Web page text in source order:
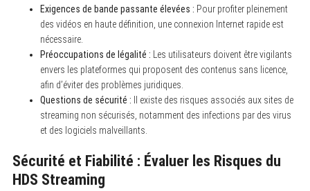
Exigences de bande passante élevées : Pour profiter pleinement
des vidéos en haute définition, une connexion Internet rapide est
nécessaire.
Préoccupations de légalité : Les utilisateurs doivent être vigilants
envers les plateformes qui proposent des contenus sans licence,
afin d’éviter des problèmes juridiques.
Questions de sécurité : Il existe des risques associés aux sites de
streaming non sécurisés, notamment des infections par des virus
et des logiciels malveillants.
Sécurité et Fiabilité : Évaluer les Risques du
HDS Streaming